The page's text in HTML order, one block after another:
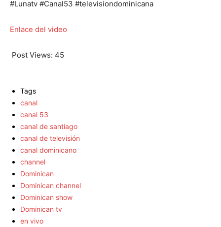
#Lunatv #Canal53 #televisiondominicana
Enlace del video
Post Views: 45
Tags
canal
canal 53
canal de santiago
canal de televisión
canal dominicano
channel
Dominican
Dominican channel
Dominican show
Dominican tv
en vivo